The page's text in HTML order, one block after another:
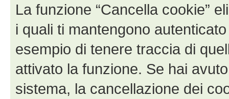
La funzione “Cancella cookie”
i quali ti mantengono
esempio di tenere traccia di
attivato la funzione. Se hai
sistema, la cancellazione dei